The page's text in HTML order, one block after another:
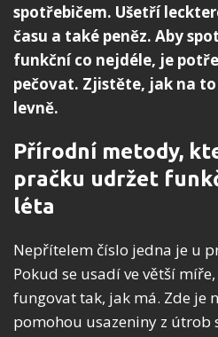
spotřebičem. Ušetří
času a také peněz. Aby
funkční co nejdéle, je
pečovat. Zjistěte, jak na
levně.
Přírodní metody,
pračku udržet
léta
Nepřítelem číslo jedna je u
Pokud se usadí ve větší
fungovat tak, jak má. Zde je
pomohou usazeniny z útrob